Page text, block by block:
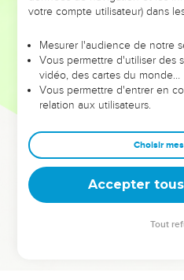
Qu'est-ce que l'homme pour
Pour que tu l'inspectes tous
scrutes à chaque instant ?
Quand finiras-tu de me
pour que j'avale ma salive ?
Si j'ai péché, que t'ai-je fait,
hommes ! Pourquoi m'as-tu
je à charge à moi-même ?
Et pourquoi ne pardonnes-tu
pas disparaître mon iniquité ?
votre compte utilisateur) dans
Mesurer l'audience de notre
Vous permettre d'utiliser des
vidéo, des cartes du monde…
Vous permettre d'entrer en
relation aux utilisateurs.
Choisir
Accepter
Tout